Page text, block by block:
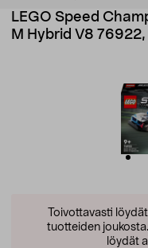
LEGO Speed
M Hybrid V8
Toivottavasti löydät
tuotteiden joukosta.
löydät